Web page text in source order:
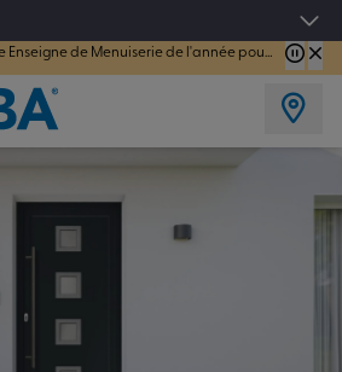
15% sur vos fenêtres, portes, volets et pergolas